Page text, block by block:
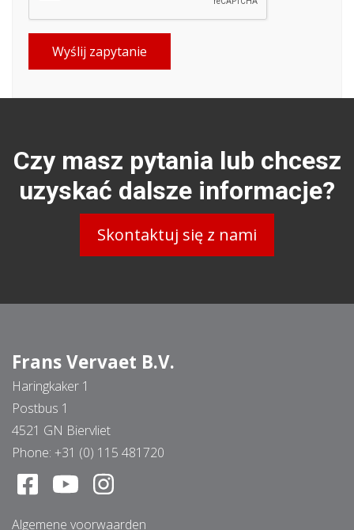
Wyślij zapytanie
Czy masz pytania lub chcesz
uzyskać dalsze informacje?
Skontaktuj się z nami
Frans Vervaet B.V.
Haringkaker 1
Postbus 1
4521 GN Biervliet
Phone: +31 (0) 115 481720
Algemene voorwaarden